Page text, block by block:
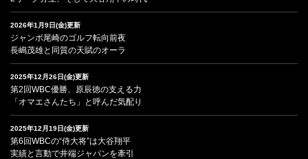
2026年1月9日(金)更新
ジャンボ尾崎のゴルフ転向前夜
長嶋茂雄と同質の天賦のオーラ
2025年12月26日(金)更新
第2回WBC優勝、原辰徳の支える力
「オマエさんたち」と呼んだ気配り
2025年12月19日(金)更新
第6回WBCの“侍大将”は大谷翔平
実績と言動で井端ジャパンを牽引